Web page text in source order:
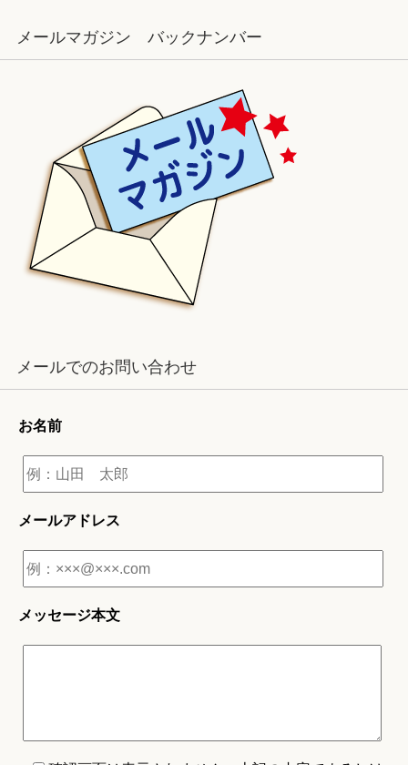
メールマガジン バックナンバー
メールでのお問い合わせ
お名前
メールアドレス
メッセージ本文